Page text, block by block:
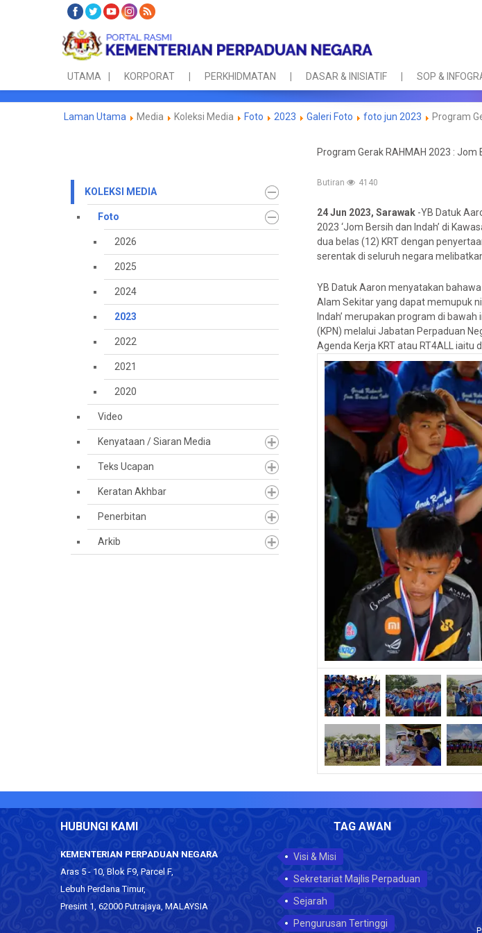
UTAMA KORPORAT PERKHIDMATAN DASAR & INISIATIF SOP &
Laman Utama Media Koleksi Media Foto 2023 Galeri Foto foto jun 2023 Program
KOLEKSI MEDIA
Foto
2026
2025
2024
2023
2022
2021
2020
Video
Kenyataan / Siaran Media
Teks Ucapan
Keratan Akhbar
Penerbitan
Arkib
Program Gerak RAHMAH 2023 : Jom
Butiran 4140
24 Jun 2023, Sarawak -YB Datuk
2023 ‘Jom Bersih dan Indah’ di
dua belas (12) KRT dengan
serentak di seluruh negara
YB Datuk Aaron menyatakan
Alam Sekitar yang dapat memupuk
Indah’ merupakan program di
(KPN) melalui Jabatan Perpaduan
Agenda Kerja KRT atau RT4ALL iaitu
HUBUNGI KAMI
KEMENTERIAN PERPADUAN NEGARA
Aras 5 - 10, Blok F9, Parcel F,
Lebuh Perdana Timur,
Presint 1, 62000 Putrajaya, MALAYSIA
TAG AWAN
Visi & Misi
Sekretariat Majlis Perpaduan
Sejarah
Pengurusan Tertinggi